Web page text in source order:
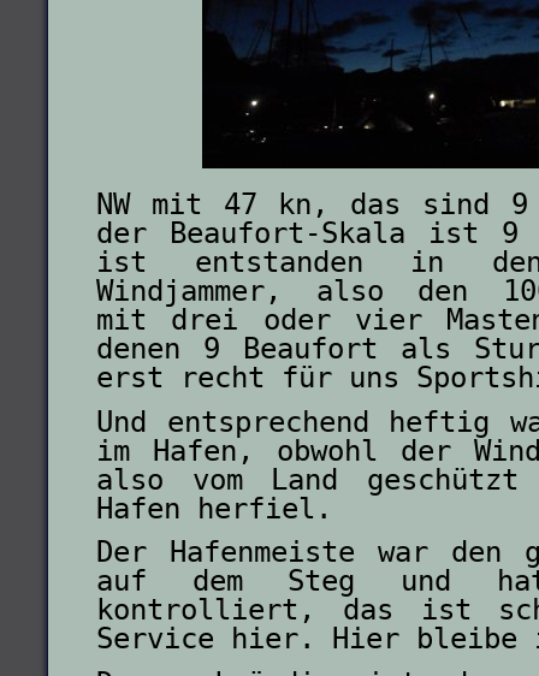
NW mit 47 kn, das sind 9
der Beaufort-Skala ist 9
ist entstanden in
Windjammer, also den
mit drei oder vier
denen 9 Beaufort als
erst recht für uns
Und entsprechend heftig
im Hafen, obwohl der
also vom Land
Hafen herfiel.
Der Hafenmeiste war den
auf dem Steg und
kontrolliert, das ist
Service hier. Hier bleibe